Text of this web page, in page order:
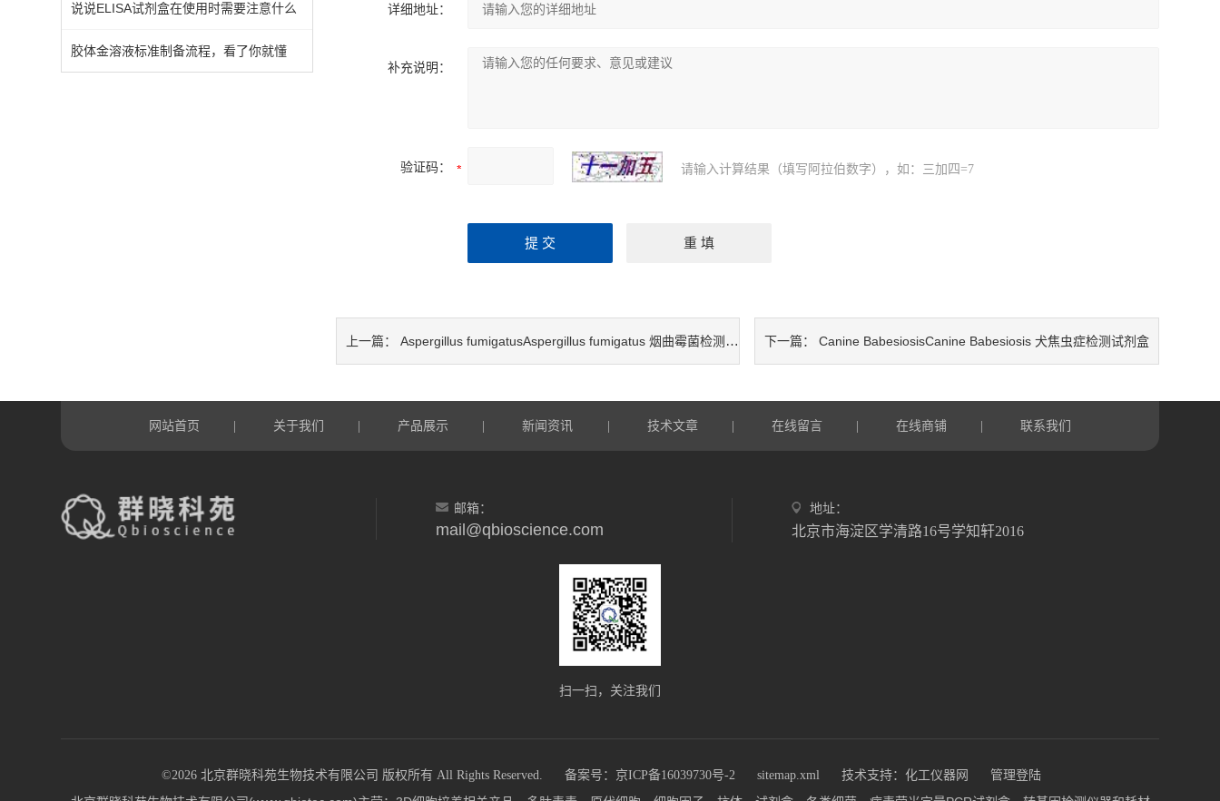
说说ELISA试剂盒在使用时需要注意什么
胶体金溶液标准制备流程，看了你就懂
详细地址：
补充说明：
验证码： 请输入计算结果（填写阿拉伯数字），如：三加四=7
上一篇： Aspergillus fumigatusAspergillus fumigatus 烟曲霉菌检测试剂盒 下一篇： Canine BabesiosisCanine Babesiosis 犬焦虫症检测试剂盒
网站首页 关于我们 产品展示 新闻资讯 技术文章 在线留言 在线商铺 联系我们
邮箱：
mail@qbioscience.com
地址：
北京市海淀区学清路16号学知轩2016
扫一扫，关注我们
©2026 北京群晓科苑生物技术有限公司 版权所有 All Rights Reserved. 备案号：京ICP备16039730号-2 sitemap.xml 技术支持： 化工仪器网 管理登陆